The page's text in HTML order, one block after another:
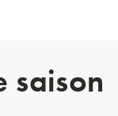
saison